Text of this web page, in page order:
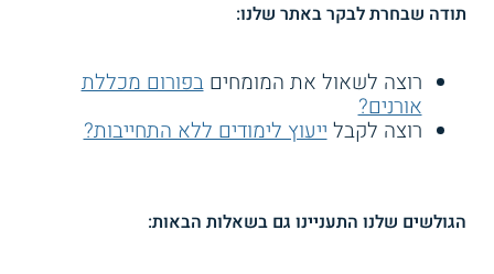
תודה שבחרת לבקר באתר שלנו:
רוצה לשאול את המומחיםבפורום מכללת
אורנים?
רוצה לקבלייעוץ לימודים ללא התחייבות?
הגולשים שלנו התעניינו גם בשאלות הבאות: